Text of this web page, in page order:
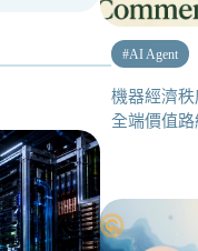
#AI Agent
機器經濟
全端價值路